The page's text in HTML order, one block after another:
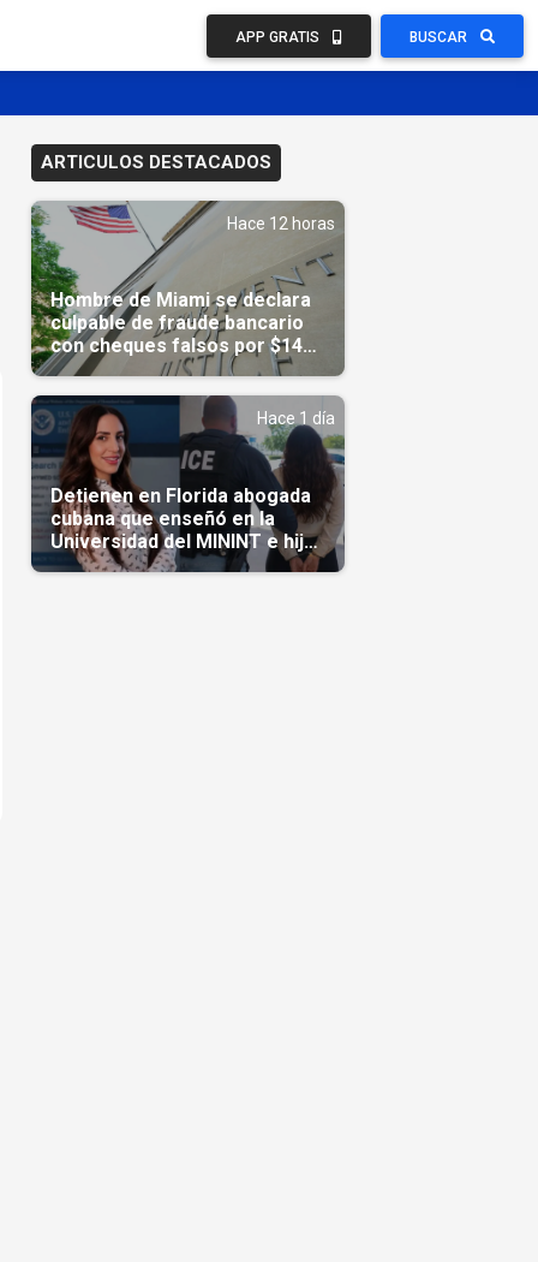
APP GRATIS BUSCAR
ARTICULOS DESTACADOS
Hace 12 horas
Hombre de Miami se declara
culpable de fraude bancario
con cheques falsos por $14
millones
Hace 1 día
Detienen en Florida abogada
cubana que enseñó en la
Universidad del MININT e hija
de diplomático cubano